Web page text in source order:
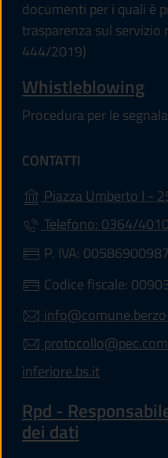
documenti per i quali è
trasparenza sul servizio
444/2019)
Whistleblowing
Procedura per le
CONTATTI
Piazza Umberto I -
Telefono: 0364/
P. IVA: 00586900987
Codice fiscale:
inferiore.bs.it
Rpd -
dei dati